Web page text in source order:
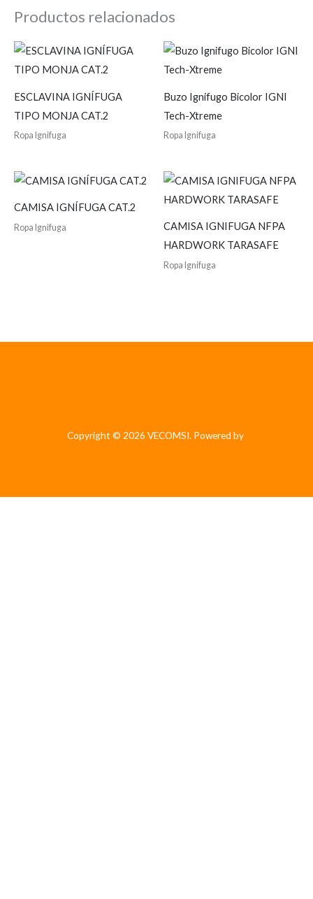
Productos relacionados
ESCLAVINA IGNÍFUGA
TIPO MONJA CAT.2
Ropa Ignifuga
Buzo Ignifugo Bicolor IGNI
Tech-Xtreme
Ropa Ignifuga
CAMISA IGNÍFUGA CAT.2
Ropa Ignifuga
CAMISA IGNIFUGA NFPA
HARDWORK TARASAFE
Ropa Ignifuga
Copyright © 2026 VECOMSI. Powered by